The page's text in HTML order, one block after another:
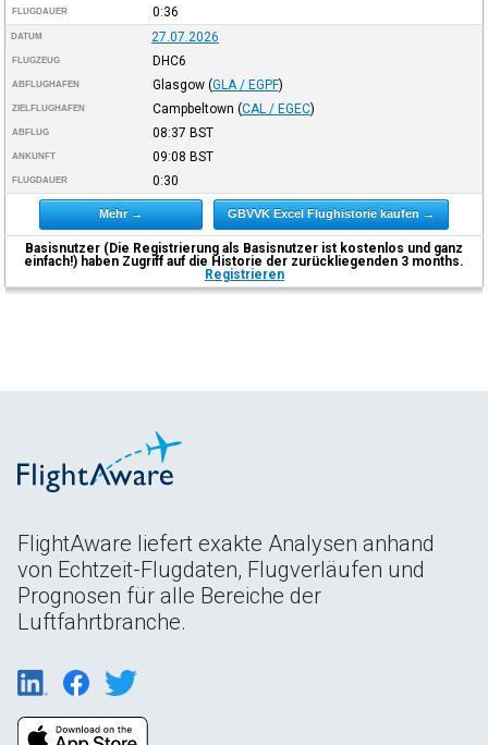
FLUGDAUER 0:36
DATUM 27.07.2026
FLUGZEUG DHC6
ABFLUGHAFEN Glasgow (GLA / EGPF)
ZIELFLUGHAFEN Campbeltown (CAL / EGEC)
ABFLUG 08:37 BST
ANKUNFT 09:08 BST
FLUGDAUER 0:30
Mehr → GBVVK Excel Flughistorie kaufen →
Basisnutzer (Die Registrierung als Basisnutzer ist kostenlos und ganz
einfach!) haben Zugriff auf die Historie der zurückliegenden 3 months.
Registrieren
FlightAware liefert exakte Analysen anhand
von Echtzeit-Flugdaten, Flugverläufen und
Prognosen für alle Bereiche der
Luftfahrtbranche.